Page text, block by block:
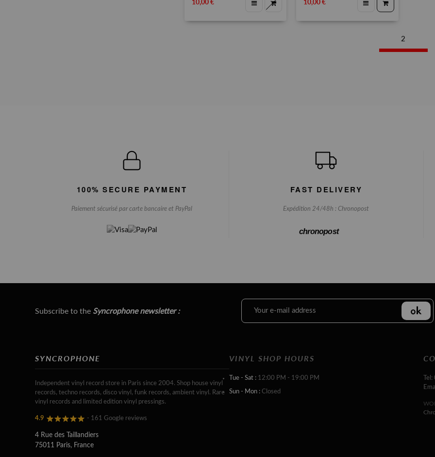
10,00 € 10,00 €
2
100% SECURE PAYMENT
Paiement sécurisé par carte bancaire et PayPal
FAST DELIVERY
Expédition 24/48h : Chronopost
chronopost
Subscribe to the Syncrophone newsletter :
SYNCROPHONE
Independent vinyl record store in Paris since 2004. Shop house vinyl
records, techno records, disco vinyl, funk records, ambient vinyl. Rare
vinyl records and limited edition vinyl pressings.
4.9 - 161 Google reviews
4 Rue des Taillandiers
75011 Paris, France
VINYL SHOP HOURS
Tue - Sat : 12:00 PM - 19:00 PM
Sun - Mon : Closed